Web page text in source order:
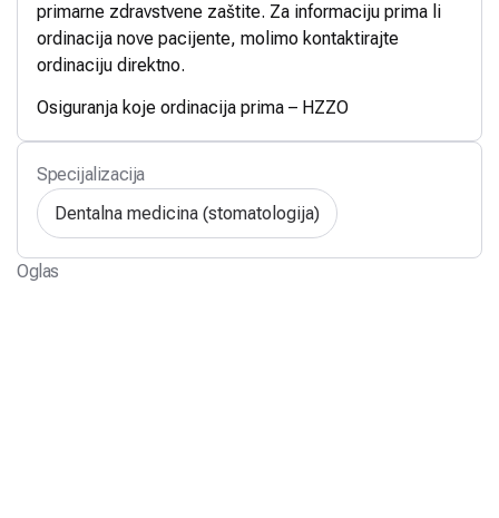
primarne zdravstvene zaštite. Za informaciju prima li
ordinacija nove pacijente, molimo kontaktirajte
ordinaciju direktno.
Osiguranja koje ordinacija prima – HZZO
Specijalizacija
Dentalna medicina (stomatologija)
Oglas